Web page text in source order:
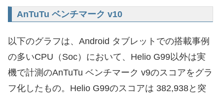
AnTuTu ベンチマーク v10
以下のグラフは、Android タブレットでの搭載事例
の多いCPU（Soc）において、Helio G99以外は実
機で計測のAnTuTu ベンチマーク v9のスコアをグラ
フ化したもの。Helio G99のスコアは 382,938と突